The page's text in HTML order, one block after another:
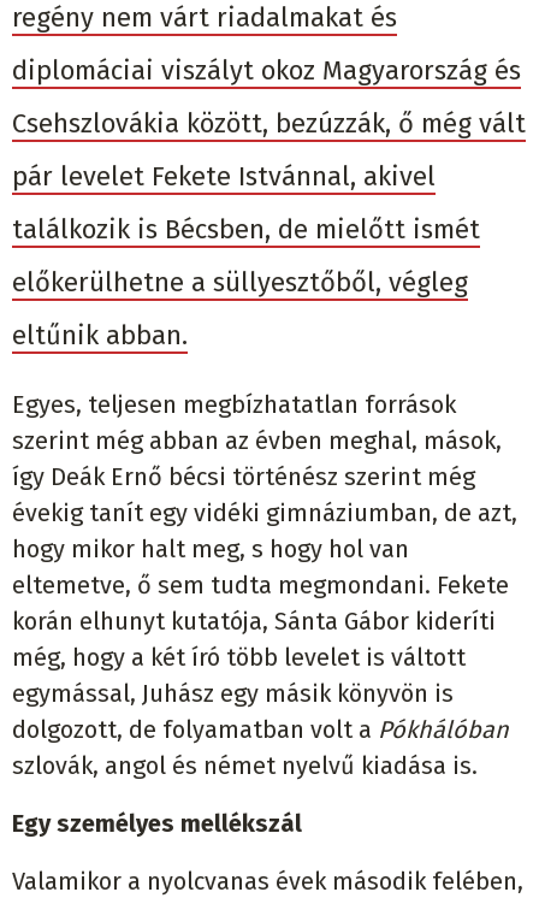
regény nem várt riadalmakat és
diplomáciai viszályt okoz Magyarország és
Csehszlovákia között, bezúzzák, ő még vált
pár levelet Fekete Istvánnal, akivel
találkozik is Bécsben, de mielőtt ismét
előkerülhetne a süllyesztőből, végleg
eltűnik abban.
Egyes, teljesen megbízhatatlan források
szerint még abban az évben meghal, mások,
így Deák Ernő bécsi történész szerint még
évekig tanít egy vidéki gimnáziumban, de azt,
hogy mikor halt meg, s hogy hol van
eltemetve, ő sem tudta megmondani. Fekete
korán elhunyt kutatója, Sánta Gábor kideríti
még, hogy a két író több levelet is váltott
egymással, Juhász egy másik könyvön is
dolgozott, de folyamatban volt a Pókhálóban
szlovák, angol és német nyelvű kiadása is.
Egy személyes mellékszál
Valamikor a nyolcvanas évek második felében,